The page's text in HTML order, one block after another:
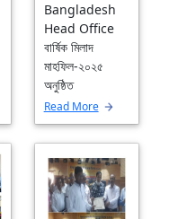
Bangladesh
Head Office
বার্ষিক মিলাদ
মাহফিল-২০২৫
অনুষ্ঠিত
Read More